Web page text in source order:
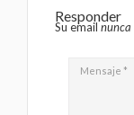
Responder
Su email nunca